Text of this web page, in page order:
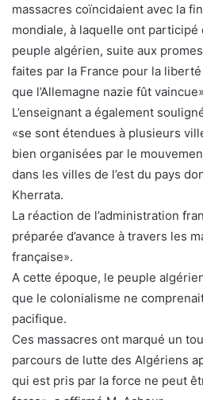
massacres coïncidaient avec la
mondiale, à laquelle ont
peuple algérien, suite aux
faites par la France pour la
que l’Allemagne nazie fût
L’enseignant a également
«se sont étendues à plusieurs
bien organisées par le
dans les villes de l’est du pays
Kherrata.
La réaction de l’administration
préparée d’avance à travers les
française».
A cette époque, le peuple
que le colonialisme ne
pacifique.
Ces massacres ont marqué un
parcours de lutte des Algériens
qui est pris par la force ne peut